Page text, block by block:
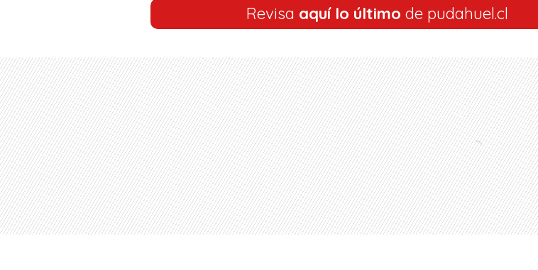
Revisa aquí lo último de pudahuel.cl